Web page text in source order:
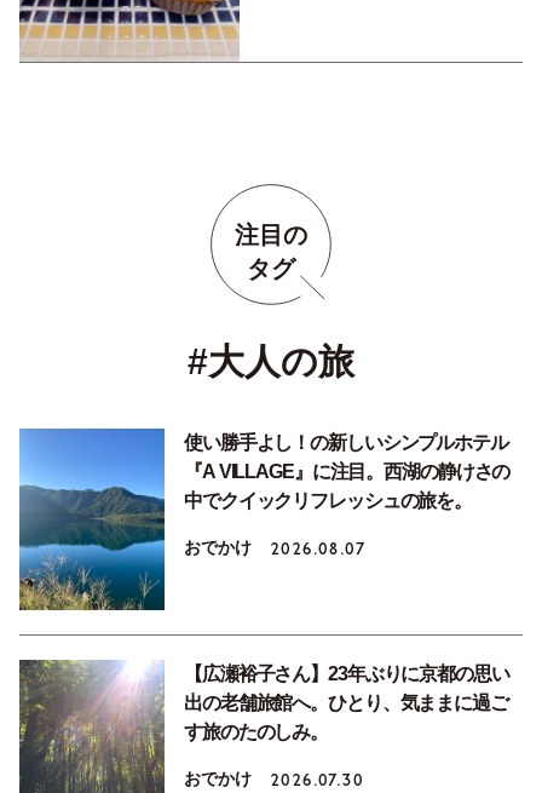
注目の
タグ
#大人の旅
使い勝手よし！の新しいシンプルホテル
『A VILLAGE』に注目。西湖の静けさの
中でクイックリフレッシュの旅を。
おでかけ 2026.08.07
【広瀬裕子さん】23年ぶりに京都の思い
出の老舗旅館へ。ひとり、気ままに過ご
す旅のたのしみ。
おでかけ 2026.07.30